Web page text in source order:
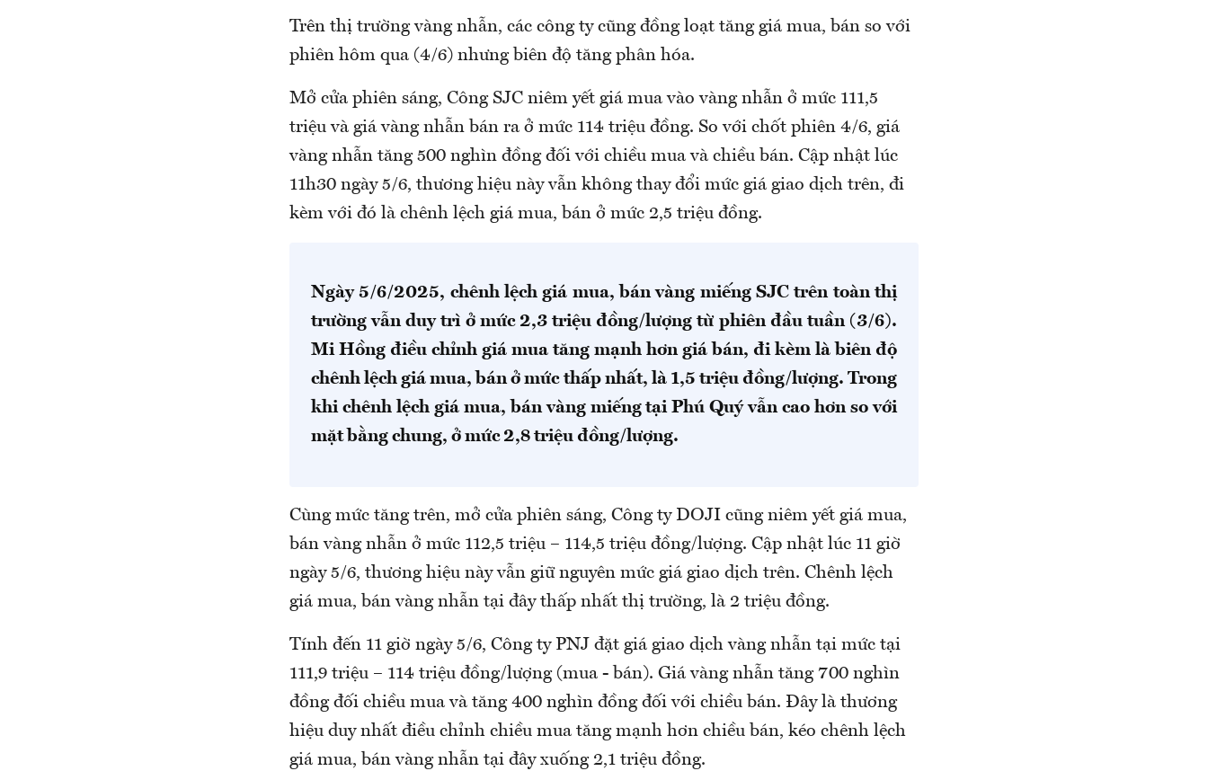
Trên thị trường vàng nhẫn, các công ty cũng đồng loạt tăng giá mua, bán so với
phiên hôm qua (4/6) nhưng biên độ tăng phân hóa.
Mở cửa phiên sáng, Công SJC niêm yết giá mua vào vàng nhẫn ở mức 111,5
triệu và giá vàng nhẫn bán ra ở mức 114 triệu đồng. So với chốt phiên 4/6, giá
vàng nhẫn tăng 500 nghìn đồng đối với chiều mua và chiều bán. Cập nhật lúc
11h30 ngày 5/6, thương hiệu này vẫn không thay đổi mức giá giao dịch trên, đi
kèm với đó là chênh lệch giá mua, bán ở mức 2,5 triệu đồng.
Ngày 5/6/2025, chênh lệch giá mua, bán vàng miếng SJC trên toàn thị
trường vẫn duy trì ở mức 2,3 triệu đồng/lượng từ phiên đầu tuần (3/6).
Mi Hồng điều chỉnh giá mua tăng mạnh hơn giá bán, đi kèm là biên độ
chênh lệch giá mua, bán ở mức thấp nhất, là 1,5 triệu đồng/lượng. Trong
khi chênh lệch giá mua, bán vàng miếng tại Phú Quý vẫn cao hơn so với
mặt bằng chung, ở mức 2,8 triệu đồng/lượng.
Cùng mức tăng trên, mở cửa phiên sáng, Công ty DOJI cũng niêm yết giá mua,
bán vàng nhẫn ở mức 112,5 triệu – 114,5 triệu đồng/lượng. Cập nhật lúc 11 giờ
ngày 5/6, thương hiệu này vẫn giữ nguyên mức giá giao dịch trên. Chênh lệch
giá mua, bán vàng nhẫn tại đây thấp nhất thị trường, là 2 triệu đồng.
Tính đến 11 giờ ngày 5/6, Công ty PNJ đặt giá giao dịch vàng nhẫn tại mức tại
111,9 triệu – 114 triệu đồng/lượng (mua - bán). Giá vàng nhẫn tăng 700 nghìn
đồng đối chiều mua và tăng 400 nghìn đồng đối với chiều bán. Đây là thương
hiệu duy nhất điều chỉnh chiều mua tăng mạnh hơn chiều bán, kéo chênh lệch
giá mua, bán vàng nhẫn tại đây xuống 2,1 triệu đồng.